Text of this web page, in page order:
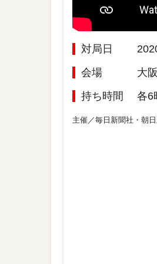
対局日
会場
大
持ち時間
各6
主催／毎日新聞社・朝